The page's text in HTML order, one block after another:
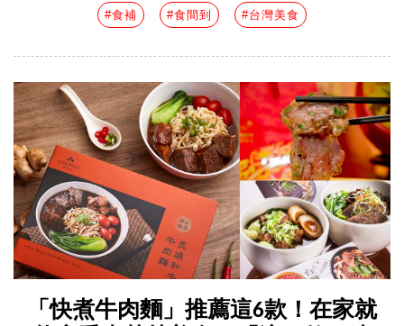
#食補 #食間到 #台灣美食
「快煮牛肉麵」推薦這6款！在家就